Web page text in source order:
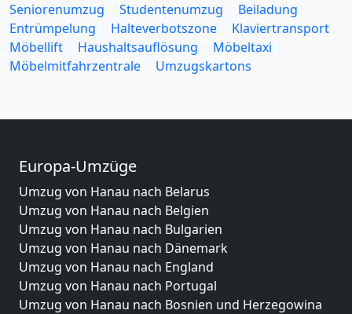
Seniorenumzug
Studentenumzug
Beiladung
Entrümpelung
Halteverbotszone
Klaviertransport
Möbellift
Haushaltsauflösung
Möbeltaxi
Möbelmitfahrzentrale
Umzugskartons
Europa-Umzüge
Umzug von Hanau nach Belarus
Umzug von Hanau nach Belgien
Umzug von Hanau nach Bulgarien
Umzug von Hanau nach Dänemark
Umzug von Hanau nach England
Umzug von Hanau nach Portugal
Umzug von Hanau nach Bosnien und Herzegowina